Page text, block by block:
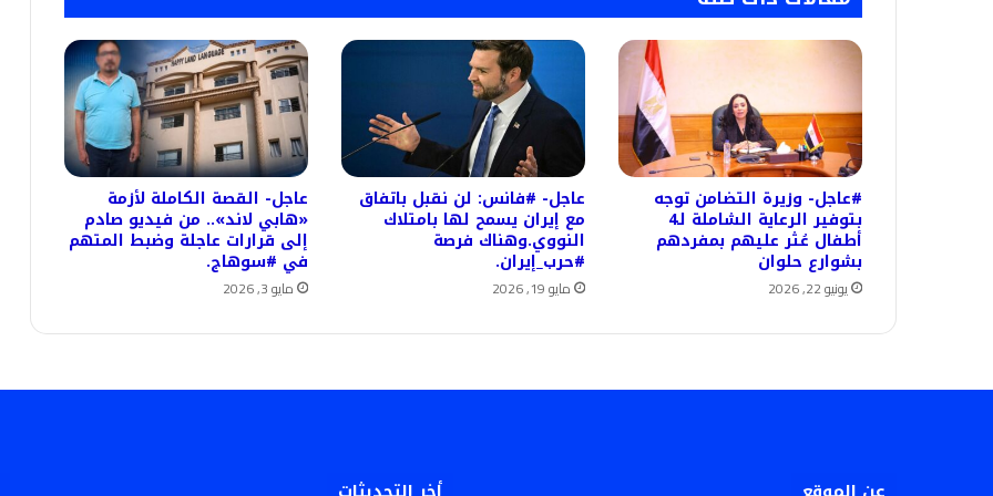
#عاجل- وزيرة التضامن توجه
بتوفير الرعاية الشاملة لـ4
أطفال عُثر عليهم بمفردهم
بشوارع حلوان
يونيو 22, 2026
عاجل- #فانس: لن نقبل باتفاق
مع إيران يسمح لها بامتلاك
النووي.وهناك فرصة
#حرب_إيران.
مايو 19, 2026
عاجل- القصة الكاملة لأزمة
«هابي لاند».. من فيديو صادم
إلى قرارات عاجلة وضبط المتهم
في #سوهاج.
مايو 3, 2026